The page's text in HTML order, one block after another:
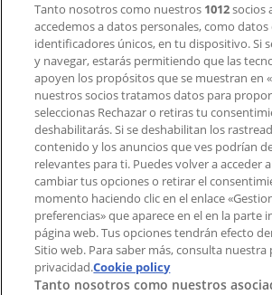
Contacto comercial y de
Tienda mal colocada en el mapa
Notificar un folleto
¿Encontraste un problema en la
aplicación?
Índices
Marcas
Marcas locales
Negocios
Negocios cercanos
Tanto nosotros como nuestros 1012socios
accedemos a datos personales, como datos
identificadores únicos, en tu dispositivo. Si
y navegar, estarás permitiendo que las
apoyen los propósitos que se muestran en
nuestros socios tratamos datos para
seleccionas Rechazar o retiras tu
deshabilitarás. Si se deshabilitan los
contenido y los anuncios que ves podrían
relevantes para ti. Puedes volver a acceder
cambiar tus opciones o retirar el
momento haciendo clic en el enlace
preferencias» que aparece en el en la parte
página web. Tus opciones tendrán efecto
Sitio web. Para saber más, consulta nuestra
privacidad.Cookie policy
Tanto nosotros como nuestros